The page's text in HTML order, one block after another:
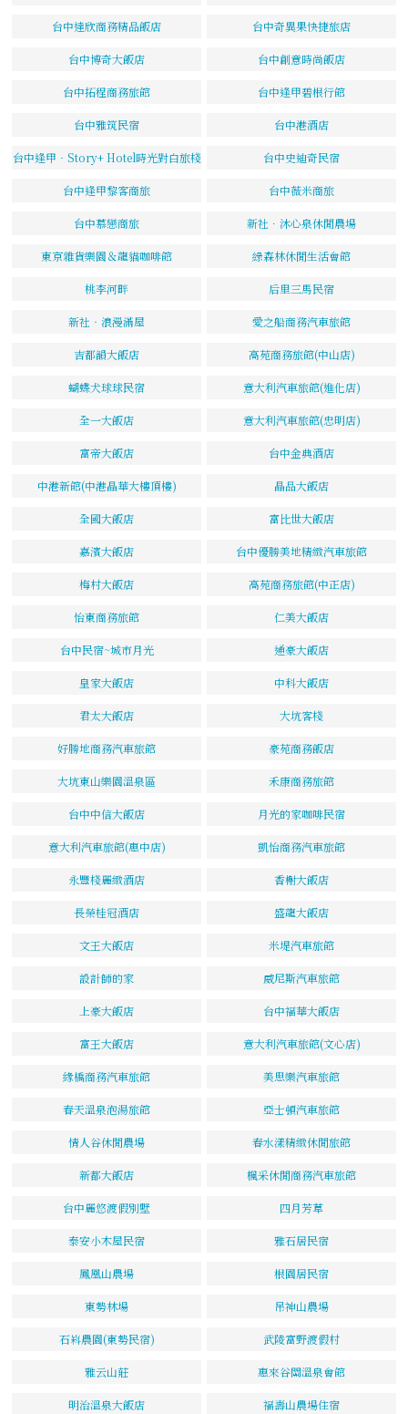
台中達欣商務精品飯店 台中奇異果快捷旅店
台中博奇大飯店 台中創意時尚飯店
台中拓程商務旅館 台中逢甲碧根行館
台中雅筑民宿 台中港酒店
台中逢甲‧Story+ Hotel時光對白旅棧 台中史迪奇民宿
台中逢甲黎客商旅 台中薇米商旅
台中慕戀商旅 新社．沐心泉休閒農場
東京雜貨樂園＆龍貓咖啡館 綠森林休閒生活會館
桃李河畔 后里三馬民宿
新社‧浪漫滿屋 愛之船商務汽車旅館
吉都韻大飯店 高苑商務旅館(中山店)
蝴蝶犬球球民宿 意大利汽車旅館(進化店)
全一大飯店 意大利汽車旅館(忠明店)
富帝大飯店 台中金典酒店
中港新館(中港晶華大樓頂樓) 晶品大飯店
全國大飯店 富比世大飯店
嘉濱大飯店 台中優勝美地精緻汽車旅館
梅村大飯店 高苑商務旅館(中正店)
怡東商務旅館 仁美大飯店
台中民宿~城市月光 通豪大飯店
皇家大飯店 中科大飯店
君太大飯店 大坑客棧
好勝地商務汽車旅館 豪苑商務飯店
大坑東山樂園溫泉區 禾康商務旅館
台中中信大飯店 月光的家咖啡民宿
意大利汽車旅館(惠中店) 凱怡商務汽車旅館
永豐棧麗緻酒店 香榭大飯店
長榮桂冠酒店 盛龍大飯店
文王大飯店 米堤汽車旅館
設計師的家 威尼斯汽車旅館
上豪大飯店 台中福華大飯店
富王大飯店 意大利汽車旅館(文心店)
緣橋商務汽車旅館 美思樂汽車旅館
春天溫泉泡湯旅館 亞士頓汽車旅館
情人谷休閒農場 春水漾精緻休閒旅館
新都大飯店 楓采休閒商務汽車旅館
台中麗悠渡假別墅 四月芳草
泰安小木屋民宿 雅石居民宿
鳳凰山農場 根園居民宿
東勢林場 吊神山農場
石嵙農園(東勢民宿) 武陵富野渡假村
雅云山莊 惠來谷關溫泉會館
明治溫泉大飯店 福壽山農場住宿